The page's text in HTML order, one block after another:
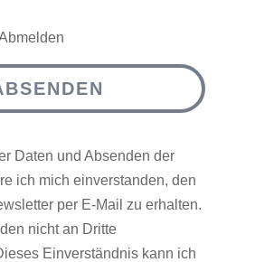
Daten und Absenden der
ich mich einverstanden, den
per E-Mail zu erhalten.
nicht an Dritte
Einverständnis kann ich